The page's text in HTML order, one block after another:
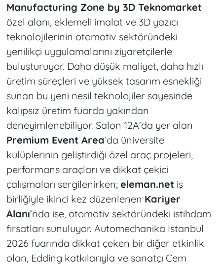
Manufacturing Zone by 3D Teknomarket
özel alanı, eklemeli imalat ve 3D yazıcı
teknolojilerinin otomotiv sektöründeki
yenilikçi uygulamalarını ziyaretçilerle
buluşturuyor. Daha düşük maliyet, daha hızlı
üretim süreçleri ve yüksek tasarım esnekliği
sunan bu yeni nesil teknolojiler sayesinde
kalıpsız üretim fuarda yakından
deneyimlenebiliyor. Salon 12A’da yer alan
Premium Event Area’da üniversite
kulüplerinin geliştirdiği özel araç projeleri,
performans araçları ve dikkat çekici
çalışmaları sergilenirken; eleman.netiş
birliğiyle ikinci kez düzenlenen Kariyer
Alanı’nda ise, otomotiv sektöründeki istihdam
fırsatları sunuluyor. Automechanika Istanbul
2026 fuarında dikkat çeken bir diğer etkinlik
olan, Edding katkılarıyla ve sanatçı Cem